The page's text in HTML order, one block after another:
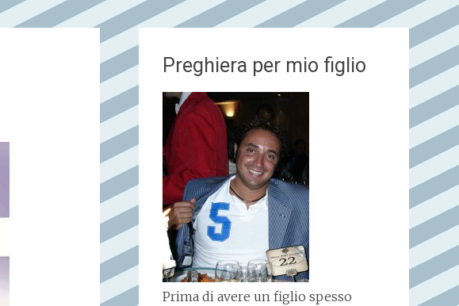
Preghiera per mio figlio
Prima di avere un figlio spesso